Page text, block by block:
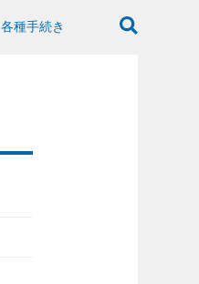
各種手続き